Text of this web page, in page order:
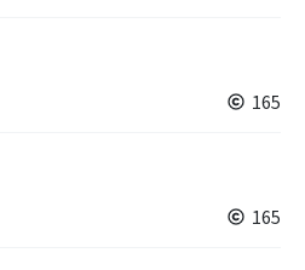
165
165